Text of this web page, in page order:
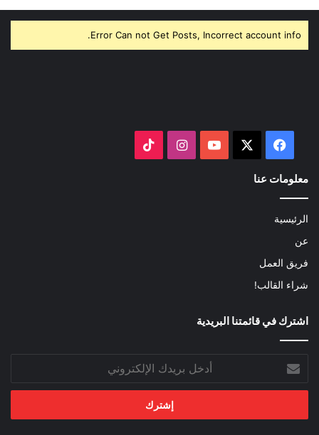
Error Can not Get Posts, Incorrect account info.
فيسبوك ‫YouTubeانستقرام
معلومات عنا
الرئيسية
عن
فريق العمل
شراء القالب!
اشترك في قائمتنا البريدية
بريدك
الإلكتروني